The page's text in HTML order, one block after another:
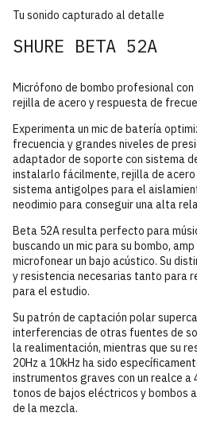
Tu sonido capturado al detalle
SHURE BETA 52A
Micrófono de bombo profesional
rejilla de acero y respuesta de
Experimenta un mic de batería
frecuencia y grandes niveles de
adaptador de soporte con sistema
instalarlo fácilmente, rejilla de
sistema antigolpes para el
neodimio para conseguir una alta
Beta 52A resulta perfecto para
buscando un mic para su bombo,
microfonear un bajo acústico. Su
y resistencia necesarias tanto para
para el estudio.
Su patrón de captación polar
interferencias de otras fuentes de
la realimentación, mientras que su
20Hz a 10kHz ha sido
instrumentos graves con un realce a
tonos de bajos eléctricos y bombos
de la mezcla.